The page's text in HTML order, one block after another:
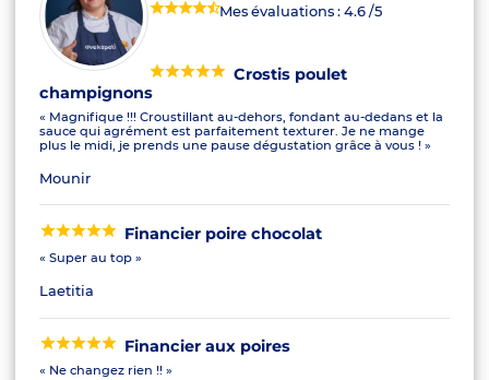
Mes évaluations :4.6/5
Crostis poulet
champignons
« Magnifique !!! Croustillant au-dehors, fondant au-dedans et la
sauce qui agrément est parfaitement texturer. Je ne mange
plus le midi, je prends une pause dégustation grâce à vous ! »
Mounir
Financier poire chocolat
« Super au top »
Laetitia
Financier aux poires
« Ne changez rien !! »